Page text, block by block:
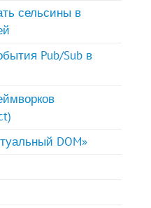
сельсины в
Pub/Sub в
DOM»